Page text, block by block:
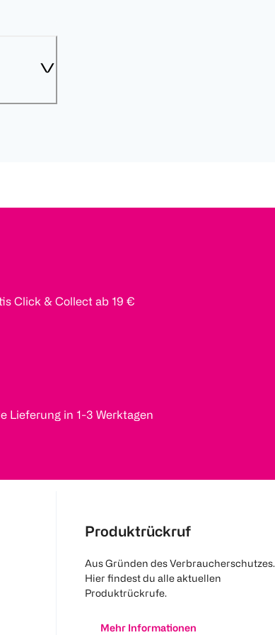
Click & Collect ab 19 €
Lieferung in 1-3 Werktagen
Produktrückruf
Aus Gründen des Verbraucherschutzes.
Hier findest du alle aktuellen
Produktrückrufe.
Mehr Informationen